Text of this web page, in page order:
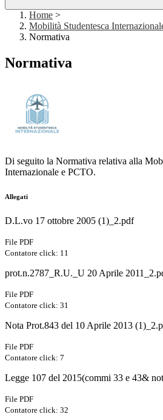
Home >
Mobilità Studentesca
Normativa
Normativa
Di seguito la Normativa relativa alla
Internazionale e PCTO.
Allegati
D.L.vo 17 ottobre 2005 (1)_2.pdf
File PDF
Contatore click: 11
prot.n.2787_R.U._U 20 Aprile
File PDF
Contatore click: 31
Nota Prot.843 del 10 Aprile 2013
File PDF
Contatore click: 7
Legge 107 del 2015(commi 33 e 43&
File PDF
Contatore click: 32